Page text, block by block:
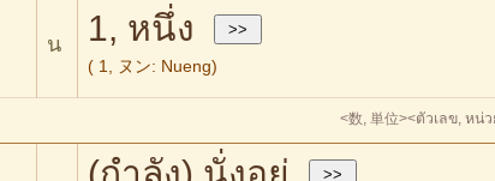
น 1, หนึ่ง
( 1, ヌン: Nueng)
<数, 単位><ตัวเลข, หน่ว
(กำลัง) นั่งอยู่